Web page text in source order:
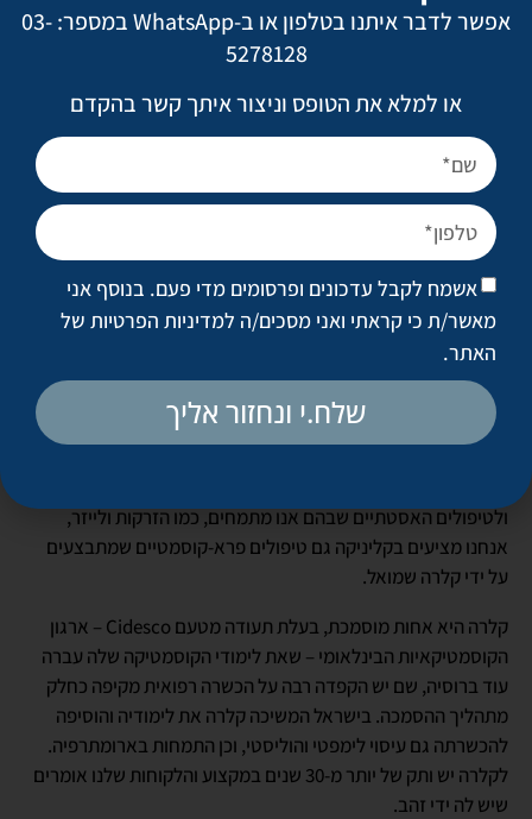
המקצוענית בעלת ידי הזהב –
תעודת זהות
ולטיפולים האסטתיים שבהם אנו מתמחים, כמו הזרקות ולייזר,
אנחנו מציעים בקליניקה גם טיפולים פרא-קוסמטיים שמתבצעים
על ידי קלרה שמואל.
קלרה היא אחות מוסמכת, בעלת תעודה מטעם Cidesco – ארגון
הקוסמטיקאיות הבינלאומי – שאת לימודי הקוסמטיקה שלה עברה
עוד ברוסיה, שם יש הקפדה רבה על הכשרה רפואית מקיפה כחלק
מתהליך ההסמכה. בישראל המשיכה קלרה את לימודיה והוסיפה
להכשרתה גם עיסוי לימפטי והוליסטי, וכן התמחות בארומתרפיה.
לקלרה יש ותק של יותר מ-30 שנים במקצוע והלקוחות שלנו אומרים
שיש לה ידי זהב.
אפשר לדבר איתנו בטלפון או ב-WhatsApp במספר: 03-
5278128
או למלא את הטופס וניצור איתך קשר בהקדם
אשמח לקבל עדכונים ופרסומים מדי פעם. בנוסף אני
מאשר/ת כי קראתי ואני מסכים/ה למדיניות הפרטיות של
האתר.
שלח.י ונחזור אליך